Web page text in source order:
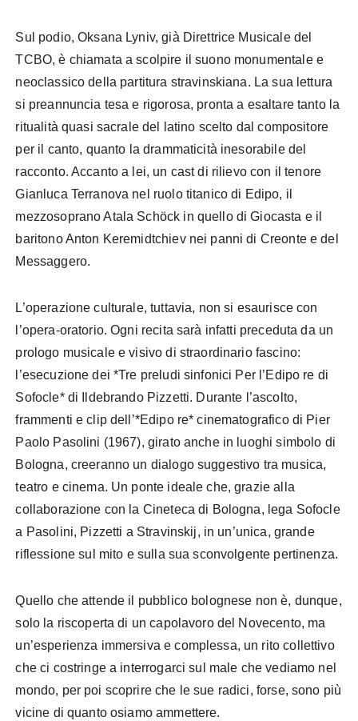
Sul podio, Oksana Lyniv, già Direttrice Musicale del
TCBO, è chiamata a scolpire il suono monumentale e
neoclassico della partitura stravinskiana. La sua lettura
si preannuncia tesa e rigorosa, pronta a esaltare tanto la
ritualità quasi sacrale del latino scelto dal compositore
per il canto, quanto la drammaticità inesorabile del
racconto. Accanto a lei, un cast di rilievo con il tenore
Gianluca Terranova nel ruolo titanico di Edipo, il
mezzosoprano Atala Schöck in quello di Giocasta e il
baritono Anton Keremidtchiev nei panni di Creonte e del
Messaggero.
L’operazione culturale, tuttavia, non si esaurisce con
l’opera-oratorio. Ogni recita sarà infatti preceduta da un
prologo musicale e visivo di straordinario fascino:
l’esecuzione dei *Tre preludi sinfonici Per l’Edipo re di
Sofocle* di Ildebrando Pizzetti. Durante l’ascolto,
frammenti e clip dell’*Edipo re* cinematografico di Pier
Paolo Pasolini (1967), girato anche in luoghi simbolo di
Bologna, creeranno un dialogo suggestivo tra musica,
teatro e cinema. Un ponte ideale che, grazie alla
collaborazione con la Cineteca di Bologna, lega Sofocle
a Pasolini, Pizzetti a Stravinskij, in un’unica, grande
riflessione sul mito e sulla sua sconvolgente pertinenza.
Quello che attende il pubblico bolognese non è, dunque,
solo la riscoperta di un capolavoro del Novecento, ma
un’esperienza immersiva e complessa, un rito collettivo
che ci costringe a interrogarci sul male che vediamo nel
mondo, per poi scoprire che le sue radici, forse, sono più
vicine di quanto osiamo ammettere.